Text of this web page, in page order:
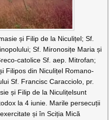
și Filip de la Niculițel; Sf.
Sf. Mironosițe Maria și
catolice Sf. aep. Mitrofan;
Filipos din Niculițel Romano-
Sf. Francisc Caracciolo, pr.
și Filip de la Niculițelsunt
la 4 iunie. Marile persecuții
și în Sciția Mică